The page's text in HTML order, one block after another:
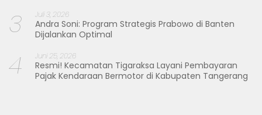
3 Juli 3, 2026
Andra Soni: Program Strategis Prabowo di Banten
Dijalankan Optimal
4 Juni 25, 2026
Resmi! Kecamatan Tigaraksa Layani Pembayaran
Pajak Kendaraan Bermotor di Kabupaten Tangerang